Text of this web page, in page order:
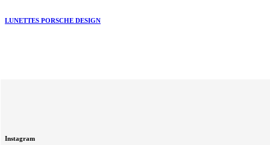
LUNETTES PORSCHE DESIGN
Instagram